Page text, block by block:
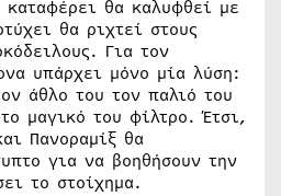
θα καλυφθεί με
θα ριχτεί στους
Για τον
υπάρχει μόνο μία λύση:
άθλο του τον παλιό του
μαγικό του φίλτρο. Έτσι,
Πανοραμίξ θα
για να βοηθήσουν την
το στοίχημα.